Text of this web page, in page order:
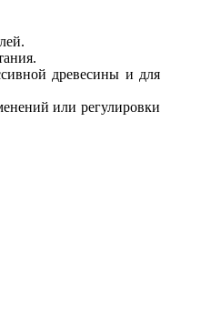
древесины и для
или регулировки